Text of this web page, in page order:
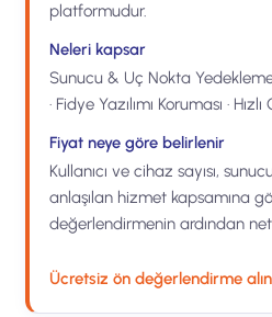
platformudur.
Neleri kapsar
Sunucu & Uç Nokta
· Fidye Yazılımı Koruması ·
Fiyat neye göre belirlenir
Kullanıcı ve cihaz sayısı,
anlaşılan hizmet kapsamına
değerlendirmenin ardından net
Ücretsiz ön değerlendirme alın